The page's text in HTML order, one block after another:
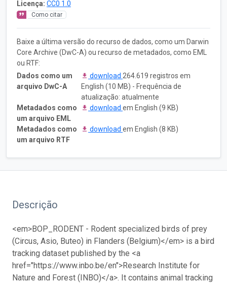
Licença: CC0 1.0
Como citar
Baixe a última versão do recurso de dados, como um Darwin
Core Archive (DwC-A) ou recurso de metadados, como EML
ou RTF:
Dados como um
arquivo DwC-A
download 264.619 registros em
English (10 MB) - Frequência de
atualização: atualmente
Metadados como
um arquivo EML
download em English (9 KB)
Metadados como
um arquivo RTF
download em English (8 KB)
Descrição
<em>BOP_RODENT - Rodent specialized birds of prey
(Circus, Asio, Buteo) in Flanders (Belgium)</em> is a bird
tracking dataset published by the <a
href="https://www.inbo.be/en">Research Institute for
Nature and Forest (INBO)</a>. It contains animal tracking